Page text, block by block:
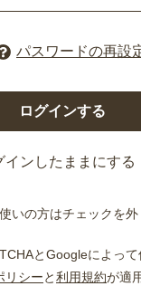
パスワードの再設
インしたままにする
いの方はチェックを
とGoogleによっ
リシーと利用規約が適